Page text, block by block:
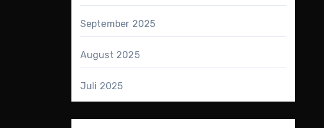
September 2025
August 2025
Juli 2025